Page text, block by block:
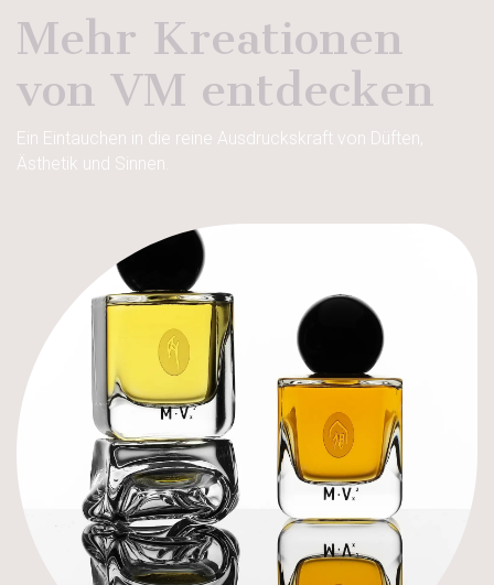
Mehr Kreationen
von VM entdecken
Ein Eintauchen in die reine Ausdruckskraft von Düften,
Ästhetik und Sinnen.